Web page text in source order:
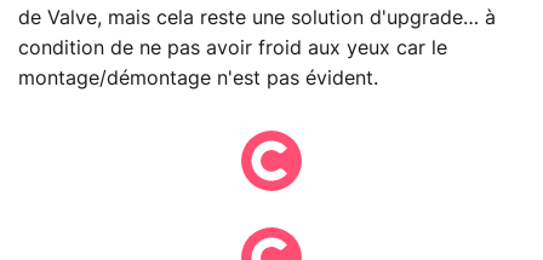
de Valve, mais cela reste une solution d'upgrade… à
condition de ne pas avoir froid aux yeux car le
montage/démontage n'est pas évident.